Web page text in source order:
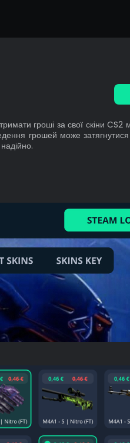
гроші за свої скіни CS2
грошей може